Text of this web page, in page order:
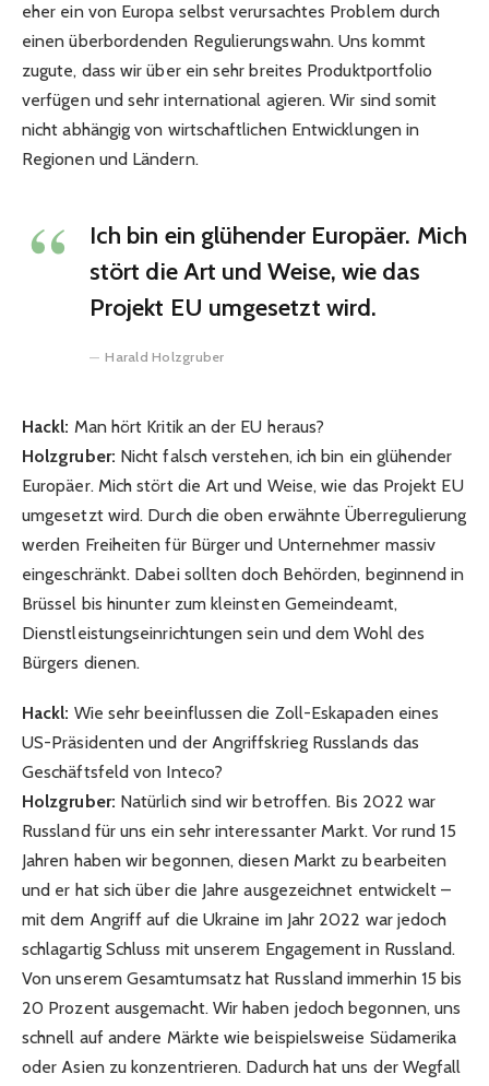
eher ein von Europa selbst verursachtes Problem durch
einen überbordenden Regulierungswahn. Uns kommt
zugute, dass wir über ein sehr breites Produktportfolio
verfügen und sehr international agieren. Wir sind somit
nicht abhängig von wirtschaftlichen Entwicklungen in
Regionen und Ländern.
Ich bin ein glühender Europäer. Mich
stört die Art und Weise, wie das
Projekt EU umgesetzt wird.
Harald Holzgruber
Hackl: Man hört Kritik an der EU heraus?
Holzgruber: Nicht falsch verstehen, ich bin ein glühender
Europäer. Mich stört die Art und Weise, wie das Projekt EU
umgesetzt wird. Durch die oben erwähnte Überregulierung
werden Freiheiten für Bürger und Unternehmer massiv
eingeschränkt. Dabei sollten doch Behörden, beginnend in
Brüssel bis hinunter zum kleinsten Gemeindeamt,
Dienstleistungseinrichtungen sein und dem Wohl des
Bürgers dienen.
Hackl: Wie sehr beeinflussen die Zoll-Eskapaden eines
US-Präsidenten und der Angriffskrieg Russlands das
Geschäftsfeld von Inteco?
Holzgruber: Natürlich sind wir betroffen. Bis 2022 war
Russland für uns ein sehr interessanter Markt. Vor rund 15
Jahren haben wir begonnen, diesen Markt zu bearbeiten
und er hat sich über die Jahre ausgezeichnet entwickelt –
mit dem Angriff auf die Ukraine im Jahr 2022 war jedoch
schlagartig Schluss mit unserem Engagement in Russland.
Von unserem Gesamtumsatz hat Russland immerhin 15 bis
20 Prozent ausgemacht. Wir haben jedoch begonnen, uns
schnell auf andere Märkte wie beispielsweise Südamerika
oder Asien zu konzentrieren. Dadurch hat uns der Wegfall